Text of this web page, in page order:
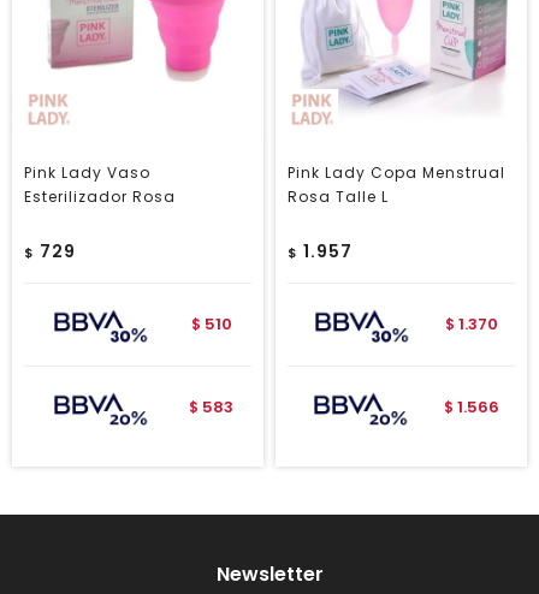
Pink Lady Vaso
Esterilizador Rosa
$ 729
$ 510
$ 583
Pink Lady Copa Menstrual
Rosa Talle L
$ 1.957
$ 1.370
$ 1.566
Newsletter